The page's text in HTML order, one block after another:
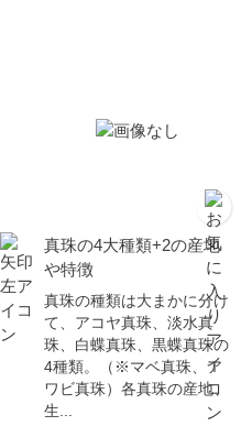
真珠の4大種類+2の産地
や特徴
真珠の種類は大まかに分け
て、アコヤ真珠、淡水真
珠、白蝶真珠、黒蝶真珠の
4種類。（※マベ真珠、ア
ワビ真珠）各真珠の産地、
生...